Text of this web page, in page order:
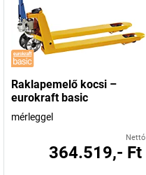
Raklapemelő kocsi –
eurokraft basic
mérleggel
Nettó
364.519,- Ft